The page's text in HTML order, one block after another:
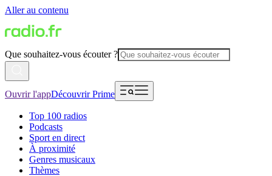
Aller au contenu
Que souhaitez-vous écouter ?
Ouvrir l'appDécouvrir Prime
Top 100 radios
Podcasts
Sport en direct
À proximité
Genres musicaux
Thèmes